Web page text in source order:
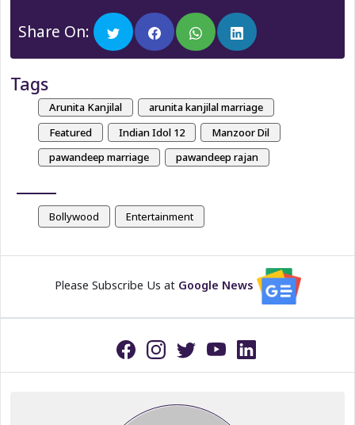
Share On:
Tags
Arunita Kanjilal
arunita kanjilal marriage
Featured
Indian Idol 12
Manzoor Dil
pawandeep marriage
pawandeep rajan
Bollywood Entertainment
Please Subscribe Us at Google News